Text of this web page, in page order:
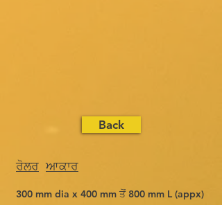
Back
ਰੋਲਰ ਆਕਾਰ
300 mm dia x 400 mm ਤੋਂ 800 mm L (appx)